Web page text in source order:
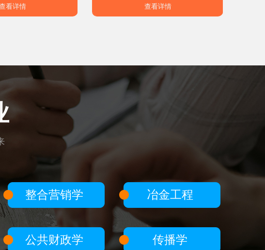
看详情 查看详情
整合营销学 冶金工程
公共财政学 传播学